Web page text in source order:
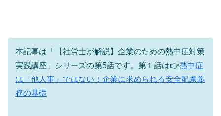
本記事は「【社労士が解説】企業のための熱中症対策
実践講座」シリーズの第5話です。第１話は👉熱中症
は「他人事」ではない！企業に求められる安全配慮義
務の基礎